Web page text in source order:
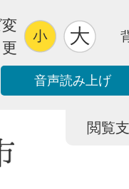
更
音声読み上げ
閲覧